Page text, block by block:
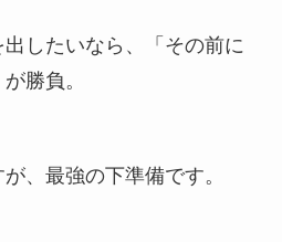
したいなら、「その前に
勝負。
、最強の下準備です。